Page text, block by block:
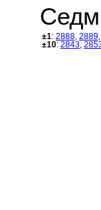
±1: 2888 2889
±10: 2843